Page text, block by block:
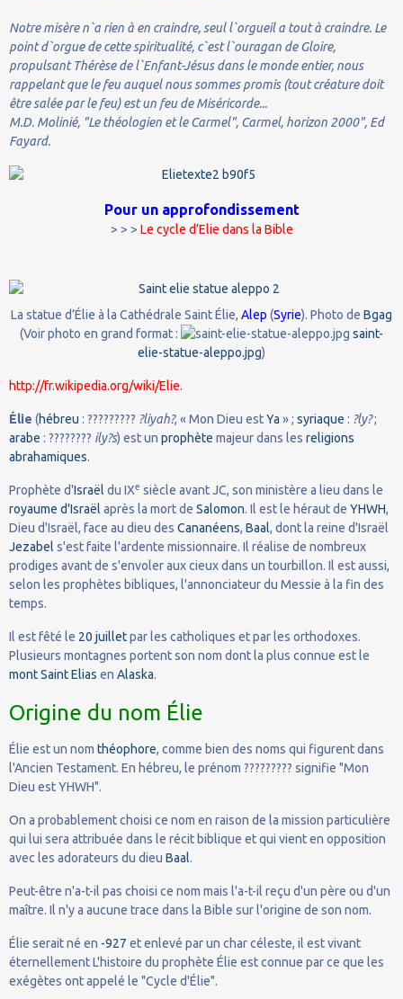
Notre misère n`a rien à en craindre, seul l`orgueil a tout à craindre. Le
point d`orgue de cette spiritualité, c`est l`ouragan de Gloire,
propulsant Thérèse de l`Enfant-Jésus dans le monde entier, nous
rappelant que le feu auquel nous sommes promis (tout créature doit
être salée par le feu) est un feu de Miséricorde...
M.D. Molinié, "Le théologien et le Carmel", Carmel, horizon 2000", Ed
Fayard.
Pour un approfondissement
> > > Le cycle d’Elie dans la Bible
La statue d’Élie à la Cathédrale Saint Élie, Alep (Syrie). Photo de Bgag
(Voir photo en grand format :
saint-
elie-statue-aleppo.jpg)
http://fr.wikipedia.org/wiki/Elie.
Élie (hébreu : ????????? ?liyah?, « Mon Dieu estYa » ; syriaque : ?ly?;
arabe : ???????? ily?s) est un prophète majeur dans les religions
abrahamiques.
Prophète d'Israël du IXe siècle avant JC, son ministère a lieu dans le
royaume d'Israël après la mort de Salomon. Il est le héraut de YHWH,
Dieu d'Israël, face au dieu des Cananéens, Baal, dont la reine d'Israël
Jezabel s'est faite l'ardente missionnaire. Il réalise de nombreux
prodiges avant de s'envoler aux cieux dans un tourbillon. Il est aussi,
selon les prophètes bibliques, l'annonciateur du Messie à la fin des
temps.
Il est fêté le 20 juilletpar les catholiques et par les orthodoxes.
Plusieurs montagnes portent son nom dont la plus connue est le
mont Saint Elias en Alaska.
Origine du nom Élie
Élie est un nom théophore, comme bien des noms qui figurent dans
l'Ancien Testament. En hébreu, le prénom ????????? signifie "Mon
Dieu est YHWH".
On a probablement choisi ce nom en raison de la mission particulière
qui lui sera attribuée dans le récit biblique et qui vient en opposition
avec les adorateurs du dieu Baal.
Peut-être n'a-t-il pas choisi ce nom mais l'a-t-il reçu d'un père ou d'un
maître. Il n'y a aucune trace dans la Bible sur l'origine de son nom.
Élie serait né en -927 et enlevé par un char céleste, il est vivant
éternellement L'histoire du prophète Élie est connue par ce que les
exégètes ont appelé le "Cycle d'Élie".